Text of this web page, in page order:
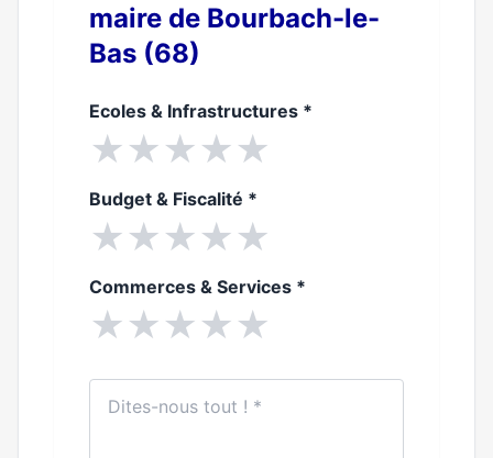
maire de Bourbach-le-
Bas (68)
Ecoles & Infrastructures *
★★★★★
Budget & Fiscalité *
★★★★★
Commerces & Services *
★★★★★